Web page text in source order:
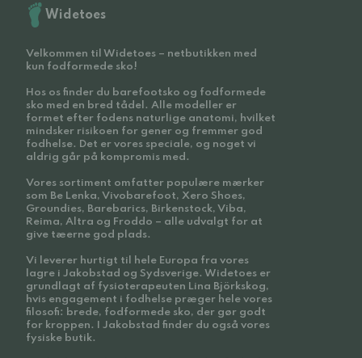
Widetoes
Velkommen til Widetoes – netbutikken med
kun fodformede sko!
Hos os finder du barefootsko og fodformede
sko med en bred tådel. Alle modeller er
formet efter fodens naturlige anatomi, hvilket
mindsker risikoen for gener og fremmer god
fodhelse. Det er vores speciale, og noget vi
aldrig går på kompromis med.
Vores sortiment omfatter populære mærker
som Be Lenka, Vivobarefoot, Xero Shoes,
Groundies, Barebarics, Birkenstock, Viba,
Reima, Altra og Froddo – alle udvalgt for at
give tæerne god plads.
Vi leverer hurtigt til hele Europa fra vores
lagre i Jakobstad og Sydsverige. Widetoes er
grundlagt af fysioterapeuten Lina Björkskog,
hvis engagement i fodhelse præger hele vores
filosofi: brede, fodformede sko, der gør godt
for kroppen. I Jakobstad finder du også vores
fysiske butik.